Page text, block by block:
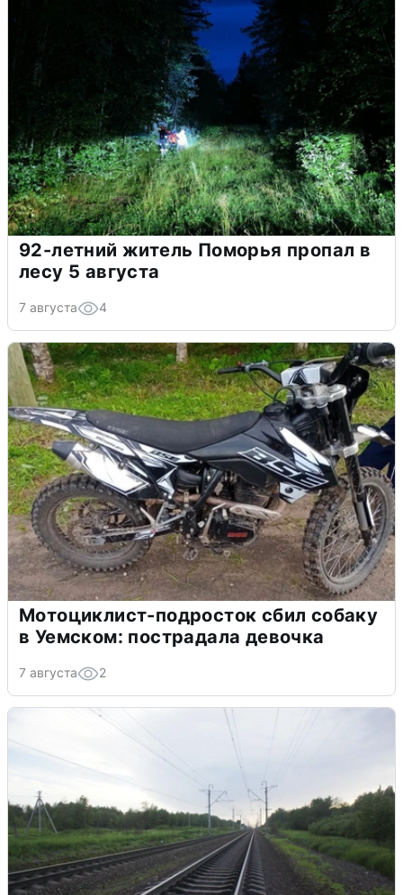
92-летний житель Поморья пропал в
лесу 5 августа
7 августа 4
Мотоциклист-подросток сбил собаку
в Уемском: пострадала девочка
7 августа 2